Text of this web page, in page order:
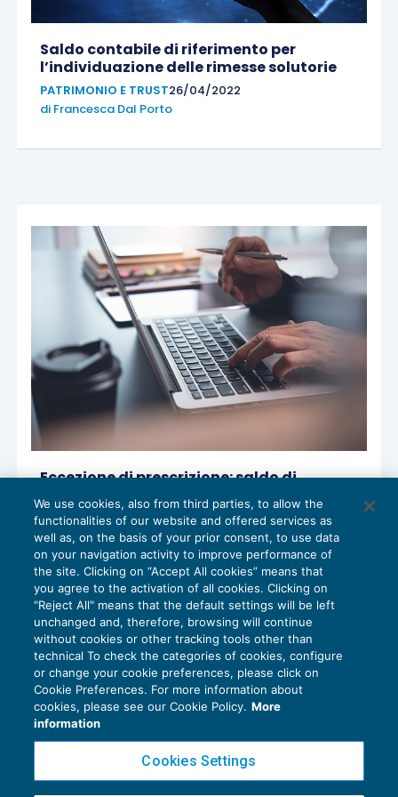
Saldo contabile di riferimento per
l’individuazione delle rimesse solutorie
PATRIMONIO E TRUST26/04/2022
di Francesca Dal Porto
Eccezione di prescrizione: saldo di
riferimento per l’individuazione delle
rimesse solutorie
PATRIMONIO E TRUST25/03/2022
diFrancesca Dal Porto
Privacy Policy
Cookie Policy
We use cookies, also from third parties, to allow the
functionalities of our website and offered services as
well as, on the basis of your prior consent, to use data
on your navigation activity to improve performance of
the site. Clicking on “Accept All cookies” means that
you agree to the activation of all cookies. Clicking on
"Reject All" means that the default settings will be left
unchanged and, therefore, browsing will continue
without cookies or other tracking tools other than
technical To check the categories of cookies, configure
or change your cookie preferences, please click on
Cookie Preferences. For more information about
cookies, please see our Cookie Policy. More
information
Cookies Settings